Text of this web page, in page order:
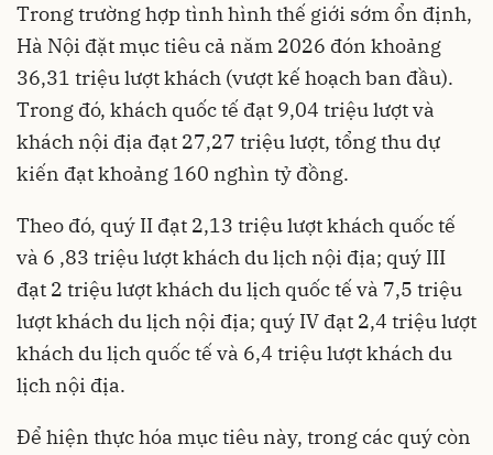
Trong trường hợp tình hình thế giới sớm ổn định,
Hà Nội đặt mục tiêu cả năm 2026 đón khoảng
36,31 triệu lượt khách (vượt kế hoạch ban đầu).
Trong đó, khách quốc tế đạt 9,04 triệu lượt và
khách nội địa đạt 27,27 triệu lượt, tổng thu dự
kiến đạt khoảng 160 nghìn tỷ đồng.
Theo đó, quý II đạt 2,13 triệu lượt khách quốc tế
và 6 ,83 triệu lượt khách du lịch nội địa; quý III
đạt 2 triệu lượt khách du lịch quốc tế và 7,5 triệu
lượt khách du lịch nội địa; quý IV đạt 2,4 triệu lượt
khách du lịch quốc tế và 6,4 triệu lượt khách du
lịch nội địa.
Để hiện thực hóa mục tiêu này, trong các quý còn